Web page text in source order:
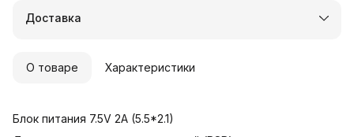
Удобный возврат
Доставка
О товаре Характеристики
Блок питания 7.5V 2A (5.5*2.1)